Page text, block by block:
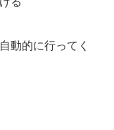
動的に行ってく